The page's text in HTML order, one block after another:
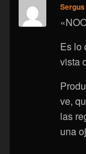
Sergus
Es lo
vista
ve,
las
una